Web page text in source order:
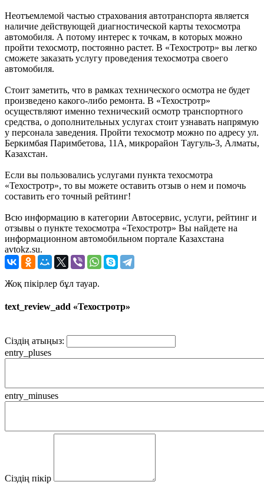
Неотъемлемой частью страхования автотранспорта является
наличие действующей диагностической карты техосмотра
автомобиля. А потому интерес к точкам, в которых можно
пройти техосмотр, постоянно растет. В «Техостротр» вы легко
сможете заказать услугу проведения техосмотра своего
автомобиля.
Стоит заметить, что в рамках технического осмотра не будет
произведено какого-либо ремонта. В «Техостротр»
осуществляют именно технический осмотр транспортного
средства, о дополнительных услугах стоит узнавать напрямую
у персонала заведения. Пройти техосмотр можно по адресу ул.
Беркимбая Паримбетова, 11А, микрорайон Таугуль-3, Алматы,
Казахстан.
Если вы пользовались услугами пункта техосмотра
«Техостротр», то вы можете оставить отзыв о нем и помочь
составить его точный рейтинг!
Всю информацию в категории Автосервис, услуги, рейтинг и
отзывы о пункте техосмотра «Техостротр» Вы найдете на
информационном автомобильном портале Казахстана
avtokz.su.
Жоқ пікірлер бұл тауар.
text_review_add «Техостротр»
Сіздің атыңыз:
entry_pluses
entry_minuses
Сіздің пікір